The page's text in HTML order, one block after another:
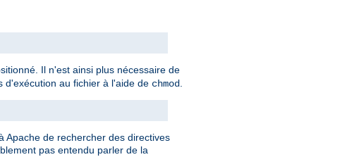
Il n'est ainsi plus nécessaire de
d'exécution au fichier à l'aide de chmod.
Apache de rechercher des directives
pas entendu parler de la